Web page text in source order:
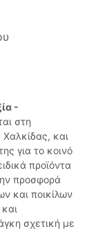
-
στη
και
για το κοινό
προϊόντα
προσφορά
και ποικίλων
σχετική με